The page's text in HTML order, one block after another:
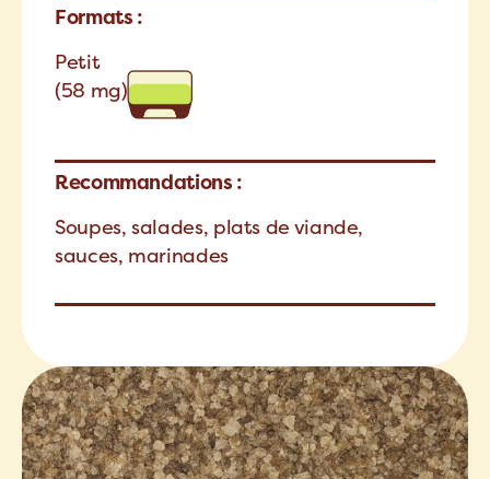
Formats :
Petit
(58 mg)
Recommandations :
Soupes, salades, plats de viande,
sauces, marinades